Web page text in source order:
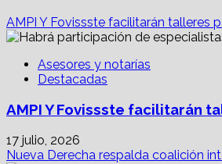
AMPI Y Fovissste facilitarán talleres
Asesores y notarías
Destacadas
AMPI Y Fovissste facilitarán
17 julio, 2026
Nueva Derecha respalda coalición